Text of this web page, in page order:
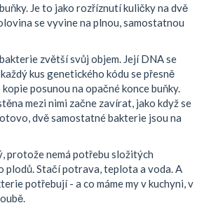
Je to jako rozříznutí kuličky na dvě
se vyvine na plnou, samostatnou
zvětší svůj objem. Její DNA se
kus genetického kódu se přesně
posunou na opačné konce buňky.
mezi nimi začne zavírat, jako když se
dvě samostatné bakterie jsou na
protože nemá potřebu složitých
plodů. Stačí potrava, teplota a voda. A
potřebují - a co máme my v kuchyni, v